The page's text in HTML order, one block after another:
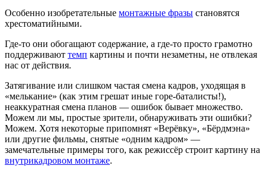
Особенно изобретательные монтажные фразы становятся
хрестоматийными.
Где-то они обогащают содержание, а где-то просто грамотно
поддерживают темп картины и почти незаметны, не отвлекая
нас от действия.
Затягивание или слишком частая смена кадров, уходящая в
«мелькание» (как этим грешат иные горе-баталисты!),
неаккуратная смена планов — ошибок бывает множество.
Можем ли мы, простые зрители, обнаруживать эти ошибки?
Можем. Хотя некоторые припомнят «Верёвку», «Бёрдмэна»
или другие фильмы, снятые «одним кадром» —
замечательные примеры того, как режиссёр строит картину на
внутрикадровом монтаже.